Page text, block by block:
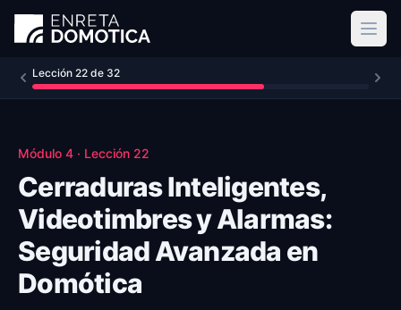
Ir al contenido principal
Lección 22 de 32
Módulo 4 · Lección 22
Cerraduras Inteligentes,
Videotimbres y Alarmas:
Seguridad Avanzada en
Domótica